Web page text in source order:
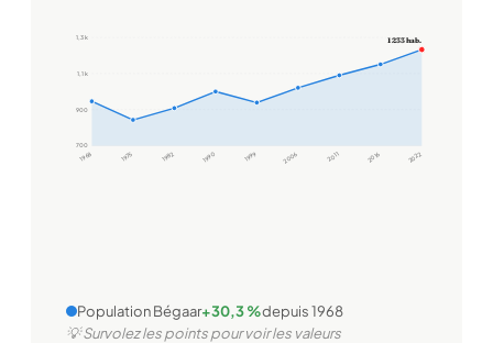
700
900
1,1 k
1,3 k
1968 1975 1982 1990 1999 2006 2011 2016 2022
1 233 hab.
Population Bégaar+30,3 %depuis 1968
💡 Survolez les points pour voir les valeurs